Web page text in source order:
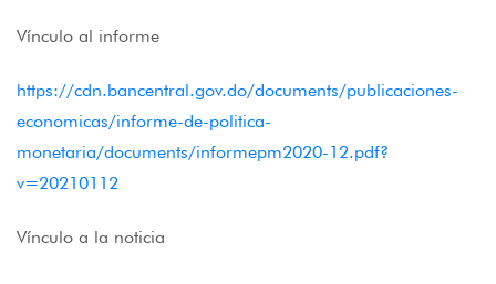
Vínculo al informe
https://cdn.bancentral.gov.do/documents/publicaciones-
economicas/informe-de-politica-
monetaria/documents/informepm2020-12.pdf?
v=20210112
Vínculo a la noticia